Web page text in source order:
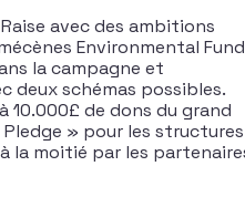
avec des ambitions
Environmental
la campagne et
deux schémas possibles.
10.000£ de dons du grand
» pour les structures
la moitié par les